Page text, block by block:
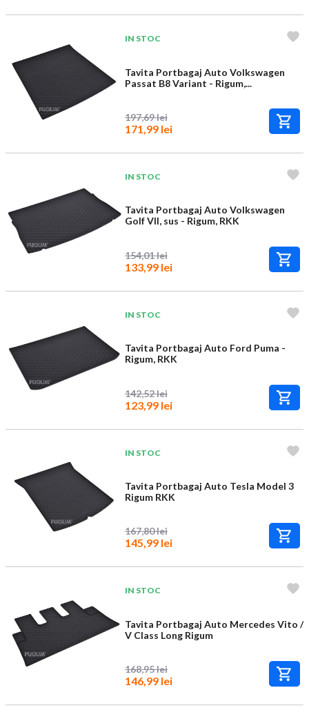
IN STOC
Tavita Portbagaj Auto Volkswagen
Passat B8 Variant - Rigum,...
197,69 lei
171,99 lei
IN STOC
Tavita Portbagaj Auto Volkswagen
Golf VII, sus - Rigum, RKK
154,01 lei
133,99 lei
IN STOC
Tavita Portbagaj Auto Ford Puma -
Rigum, RKK
142,52 lei
123,99 lei
IN STOC
Tavita Portbagaj Auto Tesla Model 3
Rigum RKK
167,80 lei
145,99 lei
IN STOC
Tavita Portbagaj Auto Mercedes Vito /
V Class Long Rigum
168,95 lei
146,99 lei